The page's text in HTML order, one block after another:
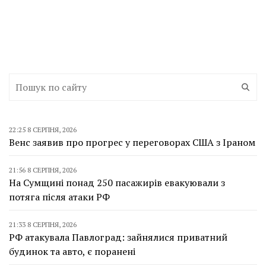
22:25 8 СЕРПНЯ, 2026
Венс заявив про прогрес у переговорах США з Іраном
21:56 8 СЕРПНЯ, 2026
На Сумщині понад 250 пасажирів евакуювали з
потяга після атаки РФ
21:33 8 СЕРПНЯ, 2026
РФ атакувала Павлоград: зайнялися приватний
будинок та авто, є поранені